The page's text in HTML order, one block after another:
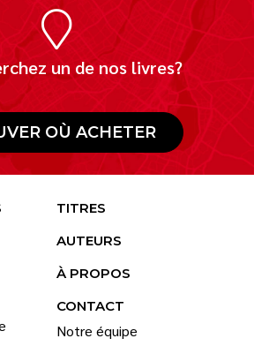
un de nos livres?
OÙ ACHETER
TITRES
AUTEURS
À PROPOS
CONTACT
Notre équipe